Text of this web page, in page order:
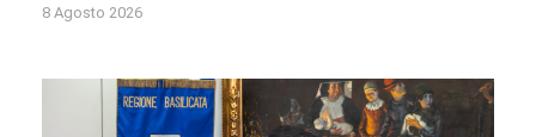
8 Agosto 2026